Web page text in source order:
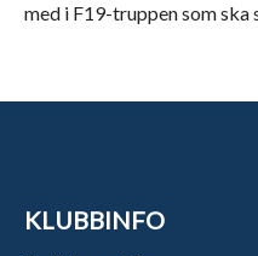
med i F19-truppen som ska
KLUBBINFO